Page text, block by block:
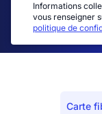
Informations
vous renseigner
politique de
Carte